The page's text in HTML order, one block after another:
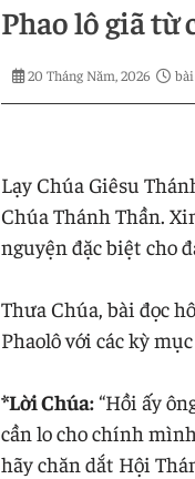
Phao lô giã từ
20 Tháng Năm, 2026
Lạy Chúa Giêsu
Chúa Thánh Thần.
nguyện đặc biệt cho
Thưa Chúa, bài đọc
Phaolô với các kỳ
*Lời Chúa:“Hồi ấy
cần lo cho chính
hãy chăn dắt Hội